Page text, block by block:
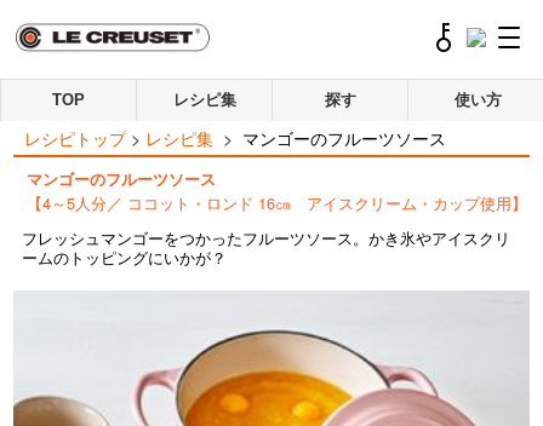
TOP レシピ集 探す 使い方
レシピトップ > レシピ集 > マンゴーのフルーツソース
マンゴーのフルーツソース
【4～5人分／ ココット・ロンド 16㎝ アイスクリーム・カップ使用】
フレッシュマンゴーをつかったフルーツソース。かき氷やアイスクリ
ームのトッピングにいかが？